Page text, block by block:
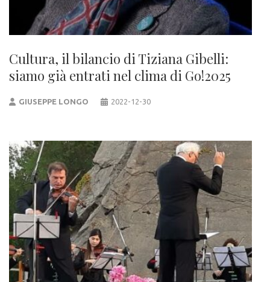
Cultura, il bilancio di Tiziana Gibelli:
siamo già entrati nel clima di Go!2025
GIUSEPPE LONGO 2022-12-30